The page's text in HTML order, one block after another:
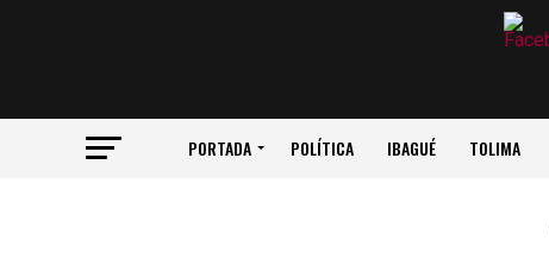
PORTADA POLÍTICA IBAGUÉ TOLIMA